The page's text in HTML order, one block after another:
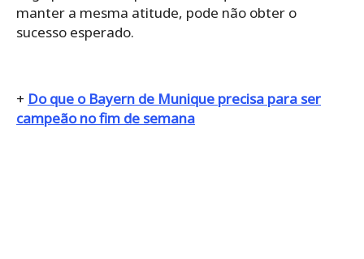
manter a mesma atitude, pode não obter o
sucesso esperado.
+ Do que o Bayern de Munique precisa para ser
campeão no fim de semana